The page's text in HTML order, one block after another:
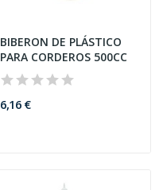
BIBERON DE PLÁSTICO
PARA CORDEROS 500CC
6,16 €